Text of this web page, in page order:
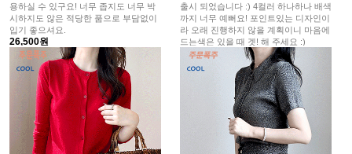
용하실 수 있구요! 너무 좁지도 너무 박
시하지도 않은 적당한 품으로 부담없이
입기 좋으셔요.
26,500원
출시 되었습니다 :) 4컬러 하나하나 배색
까지 너무 예뻐요! 포인트있는 디자인이
라 오래 진행하지 않을 계획이니 마음에
드는색은 있을 때 겟! 해 주세요 :)
29,900원